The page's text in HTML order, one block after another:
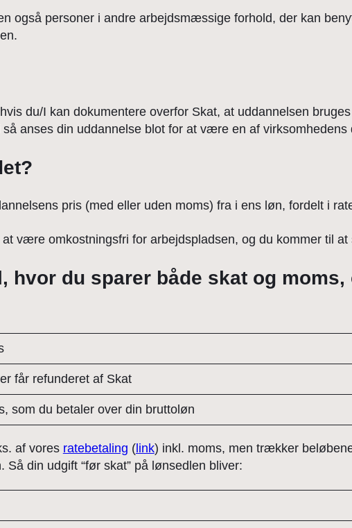
også personer i andre arbejdsmæssige forhold, der kan
du/I kan dokumentere overfor Skat, at uddannelsen
anses din uddannelse blot for at være en af
pris (med eller uden moms) fra i ens løn, fordelt i
være omkostningsfri for arbejdspladsen, og du kommer til
hvor du sparer både skat og
får refunderet af Skat
som du betaler over din bruttoløn
af vores ratebetaling (link) inkl. moms, men trækker
din udgift “før skat” på lønsedlen bliver: